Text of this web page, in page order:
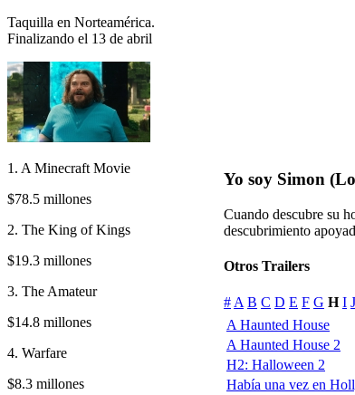
Taquilla en Norteamérica.
Finalizando el 13 de abril
1. A Minecraft Movie
$78.5 millones
2. The King of Kings
$19.3 millones
3. The Amateur
$14.8 millones
4. Warfare
$8.3 millones
Yo soy Simon
Cuando descubre su
descubrimiento
Otros Trailers
# A B C D E F G H I J
A Haunted House
A Haunted House 2
H2: Halloween 2
Había una vez en